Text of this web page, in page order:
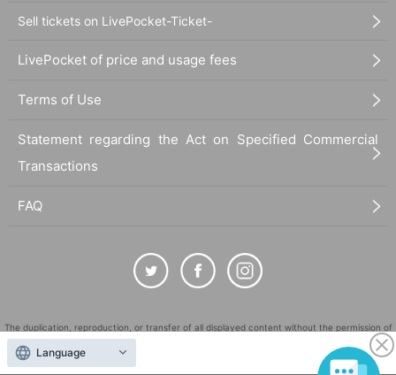
Sell tickets on LivePocket-Ticket-
LivePocket of price and usage fees
Terms of Use
Statement regarding the Act on Specified Commercial
Transactions
FAQ
The duplication, reproduction, or transfer of all displayed content without the permission of
the administrator is strictly prohibited.
"LivePocket" is a registered trademark of LivePocket Inc. (Registration No. 5600161).
Language